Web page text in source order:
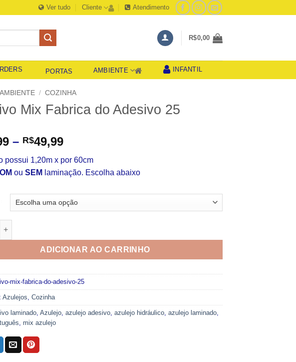
Ver tudo Cliente Atendimento
R$0,00
PORTAS AMBIENTE INFANTIL
AMBIENTE / COZINHA
Mix Fabrica do Adesivo 25
– R$49,99Faixa
preço:
R$39,99
R$49,99
possui 1,20m x por 60cm
ou SEM laminação. Escolha abaixo
Fabrica do Adesivo 25 quantidade
ADICIONAR AO CARRINHO
mix-fabrica-do-adesivo-25
Azulejos Cozinha
laminado Azulejo azulejo adesivo azulejo hidráulico azulejo laminado
mix azulejo